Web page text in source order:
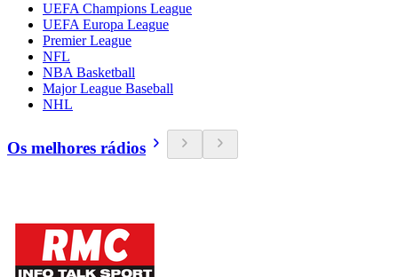
UEFA Champions League
UEFA Europa League
Premier League
NFL
NBA Basketball
Major League Baseball
NHL
Os melhores rádios